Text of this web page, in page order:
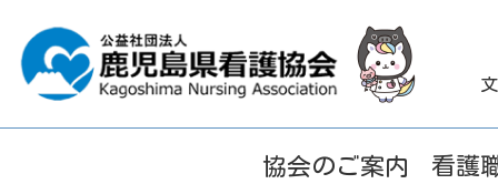
協会のご案内 看護